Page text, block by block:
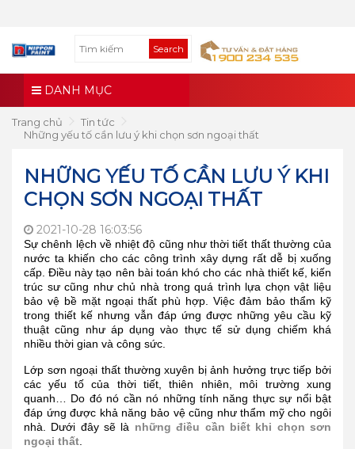
Search
DANH MỤC
Trang chủ
Tin tức
Những yếu tố cần lưu ý khi chọn sơn ngoại thất
NHỮNG YẾU TỐ CẦN LƯU Ý KHI
CHỌN SƠN NGOẠI THẤT
2021-10-28 16:03:56
Sự chênh lệch về nhiệt độ cũng như thời tiết thất thường của
nước ta khiến cho các công trình xây dựng rất dễ bị xuống
cấp. Điều này tạo nên bài toán khó cho các nhà thiết kế, kiến
trúc sư cũng như chủ nhà trong quá trình lựa chọn vật liệu
bảo vệ bề mặt ngoại thất phù hợp. Việc đảm bảo thẩm kỹ
trong thiết kế nhưng vẫn đáp ứng được những yêu cầu kỹ
thuật cũng như áp dụng vào thực tế sử dụng chiếm khá
nhiều thời gian và công sức.
Lớp sơn ngoại thất thường xuyên bị ảnh hưởng trực tiếp bởi
các yếu tố của thời tiết, thiên nhiên, môi trường xung
quanh… Do đó nó cần nó những tính năng thực sự nổi bật
đáp ứng được khả năng bảo vệ cũng như thẩm mỹ cho ngôi
nhà. Dưới đây sẽ là những điều cần biết khi chọn sơn
ngoại thất.